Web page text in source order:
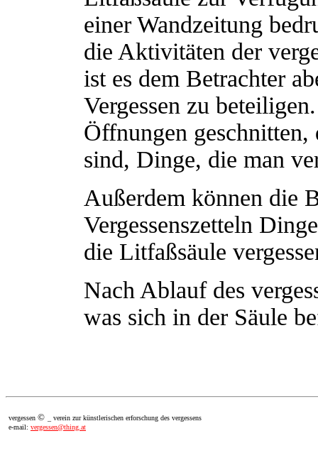
einer Wandzeitung
die Aktivitäten der
ist es dem Betrachter
Vergessen zu
Öffnungen
sind, Dinge, die man
Außerdem können die
Vergessenszetteln
die Litfaßsäule
Nach Ablauf des
was sich in der Säule
vergessen ©
_ verein zur künstlerischen erforschung des vergessens
e-mail: vergessen@thing.at